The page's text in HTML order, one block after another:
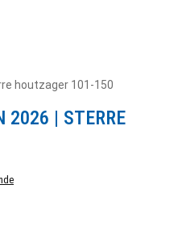
houtzager 101-150
2026 | STERRE